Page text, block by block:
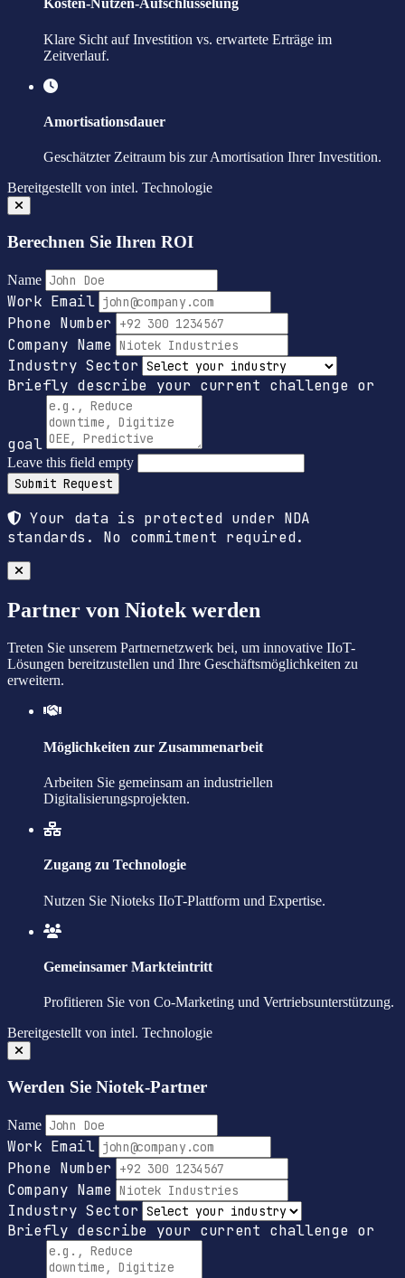
Kosten-Nutzen-Aufschlüsselung
Klare Sicht auf Investition vs. erwartete Erträge im
Zeitverlauf.
Amortisationsdauer
Geschätzter Zeitraum bis zur Amortisation Ihrer Investition.
Bereitgestellt von intel. Technologie
Berechnen Sie Ihren ROI
Name
Work Email
Phone Number
Company Name
Industry Sector
Briefly describe your current challenge or
goal
Leave this field empty
Submit Request
Your data is protected under NDA
standards. No commitment required.
Partner von Niotek werden
Treten Sie unserem Partnernetzwerk bei, um innovative IIoT-
Lösungen bereitzustellen und Ihre Geschäftsmöglichkeiten zu
erweitern.
Möglichkeiten zur Zusammenarbeit
Arbeiten Sie gemeinsam an industriellen
Digitalisierungsprojekten.
Zugang zu Technologie
Nutzen Sie Nioteks IIoT-Plattform und Expertise.
Gemeinsamer Markteintritt
Profitieren Sie von Co-Marketing und Vertriebsunterstützung.
Bereitgestellt von intel. Technologie
Werden Sie Niotek-Partner
Name
Work Email
Phone Number
Company Name
Industry Sector
Briefly describe your current challenge or